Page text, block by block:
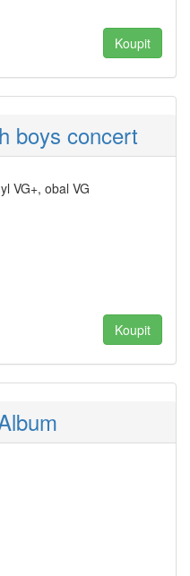
boys concert
VG+, obal VG